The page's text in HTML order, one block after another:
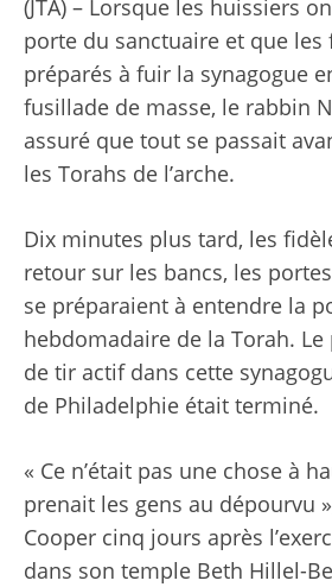
(JTA) – Lorsque les huissiers
porte du sanctuaire et que les
préparés à fuir la synagogue
fusillade de masse, le rabbin
assuré que tout se passait
les Torahs de l’arche.
Dix minutes plus tard, les
retour sur les bancs, les
se préparaient à entendre la
hebdomadaire de la Torah.
de tir actif dans cette
de Philadelphie était terminé.
« Ce n’était pas une chose à
prenait les gens au dépourvu
Cooper cinq jours après
dans son temple Beth Hillel-